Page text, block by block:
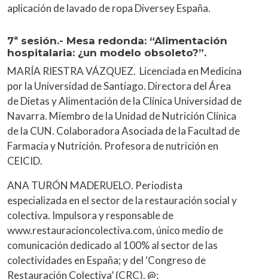
aplicación de lavado de ropa Diversey España.
7ª sesión.- Mesa redonda: “Alimentación
hospitalaria: ¿un modelo obsoleto?”.
MARÍA RIESTRA VÁZQUEZ. Licenciada en Medicina
por la Universidad de Santiago. Directora del Área
de Dietas y Alimentación de la Clínica Universidad de
Navarra. Miembro de la Unidad de Nutrición Clínica
de la CUN. Colaboradora Asociada de la Facultad de
Farmacia y Nutrición. Profesora de nutrición en
CEICID.
ANA TURÓN MADERUELO. Periodista
especializada en el sector de la restauración social y
colectiva. Impulsora y responsable de
www.restauracioncolectiva.com, único medio de
comunicación dedicado al 100% al sector de las
colectividades en España; y del ‘Congreso de
Restauración Colectiva’ (CRC). @: